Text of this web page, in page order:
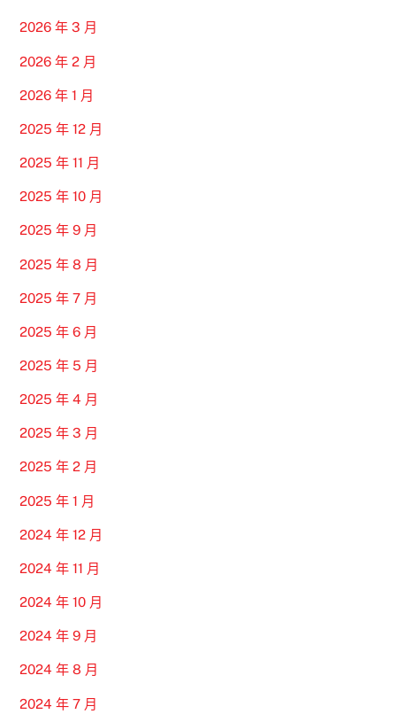
2026 年 3 月
2026 年 2 月
2026 年 1 月
2025 年 12 月
2025 年 11 月
2025 年 10 月
2025 年 9 月
2025 年 8 月
2025 年 7 月
2025 年 6 月
2025 年 5 月
2025 年 4 月
2025 年 3 月
2025 年 2 月
2025 年 1 月
2024 年 12 月
2024 年 11 月
2024 年 10 月
2024 年 9 月
2024 年 8 月
2024 年 7 月